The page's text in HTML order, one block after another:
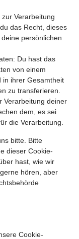
Verarbeitung
das Recht, dieses
persönlichen
Du hast das
von einem
in ihrer Gesamtheit
zu transferieren.
Verarbeitung deiner
dem, es sei
die Verarbeitung.
bitte. Bitte
dieser Cookie-
hast, wie wir
hören, aber
Cookie-